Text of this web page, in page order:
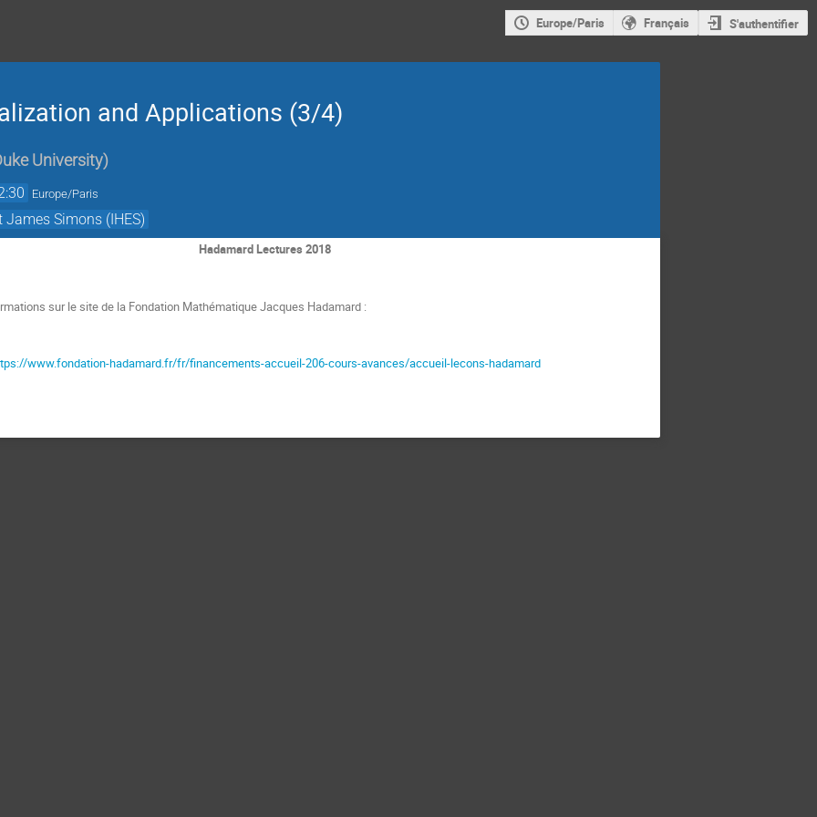
Europe/Paris Français S'authentifier
and Applications (3/4)
University)
Europe/Paris
Simons (IHES)
Hadamard Lectures 2018
sur le site de la Fondation Mathématique Jacques Hadamard :
www.fondation-hadamard.fr/fr/financements-accueil-206-cours-avances/accueil-lecons-hadamard